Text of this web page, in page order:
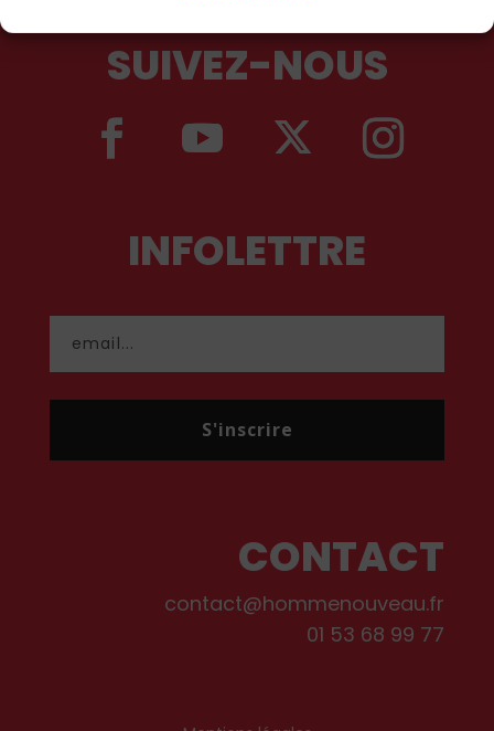
SUIVEZ-NOUS
INFOLETTRE
S'inscrire
CONTACT
contact@hommenouveau.fr
01 53 68 99 77